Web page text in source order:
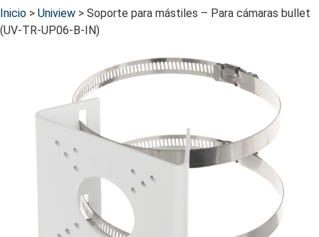
Inicio > Uniview > Soporte para mástiles – Para cámaras bullet
(UV-TR-UP06-B-IN)